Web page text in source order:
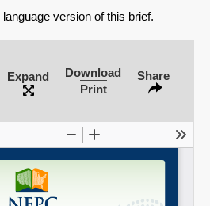
version of this brief.
Expand
Download
Print
Share